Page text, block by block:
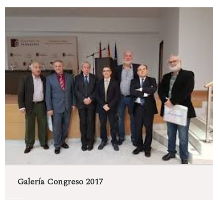
Galería Congreso 2017